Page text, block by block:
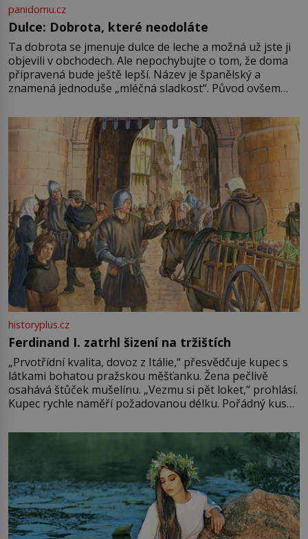
panidomu.cz
Dulce: Dobrota, které neodoláte
Ta dobrota se jmenuje dulce de leche a možná už jste ji
objevili v obchodech. Ale nepochybujte o tom, že doma
připravená bude ještě lepší. Název je španělský a
znamená jednoduše „mléčná sladkost“. Původ ovšem
pře hned několik latinskoamerických zemí a k tomu
Francie, kde se traduje,
historyplus.cz
Ferdinand I. zatrhl šizení na tržištích
„Prvotřídní kvalita, dovoz z Itálie,“ přesvědčuje kupec s
látkami bohatou pražskou měšťanku. Žena pečlivě
osahává štůček mušelínu. „Vezmu si pět loket,“ prohlásí.
Kupec rychle naměří požadovanou délku. Pořádný kus
milostpaní. Stačí jenom na sukni,“ zhodnotí švadlena
množství růžového mušelínu. „Ošidili vás, podívejte.“